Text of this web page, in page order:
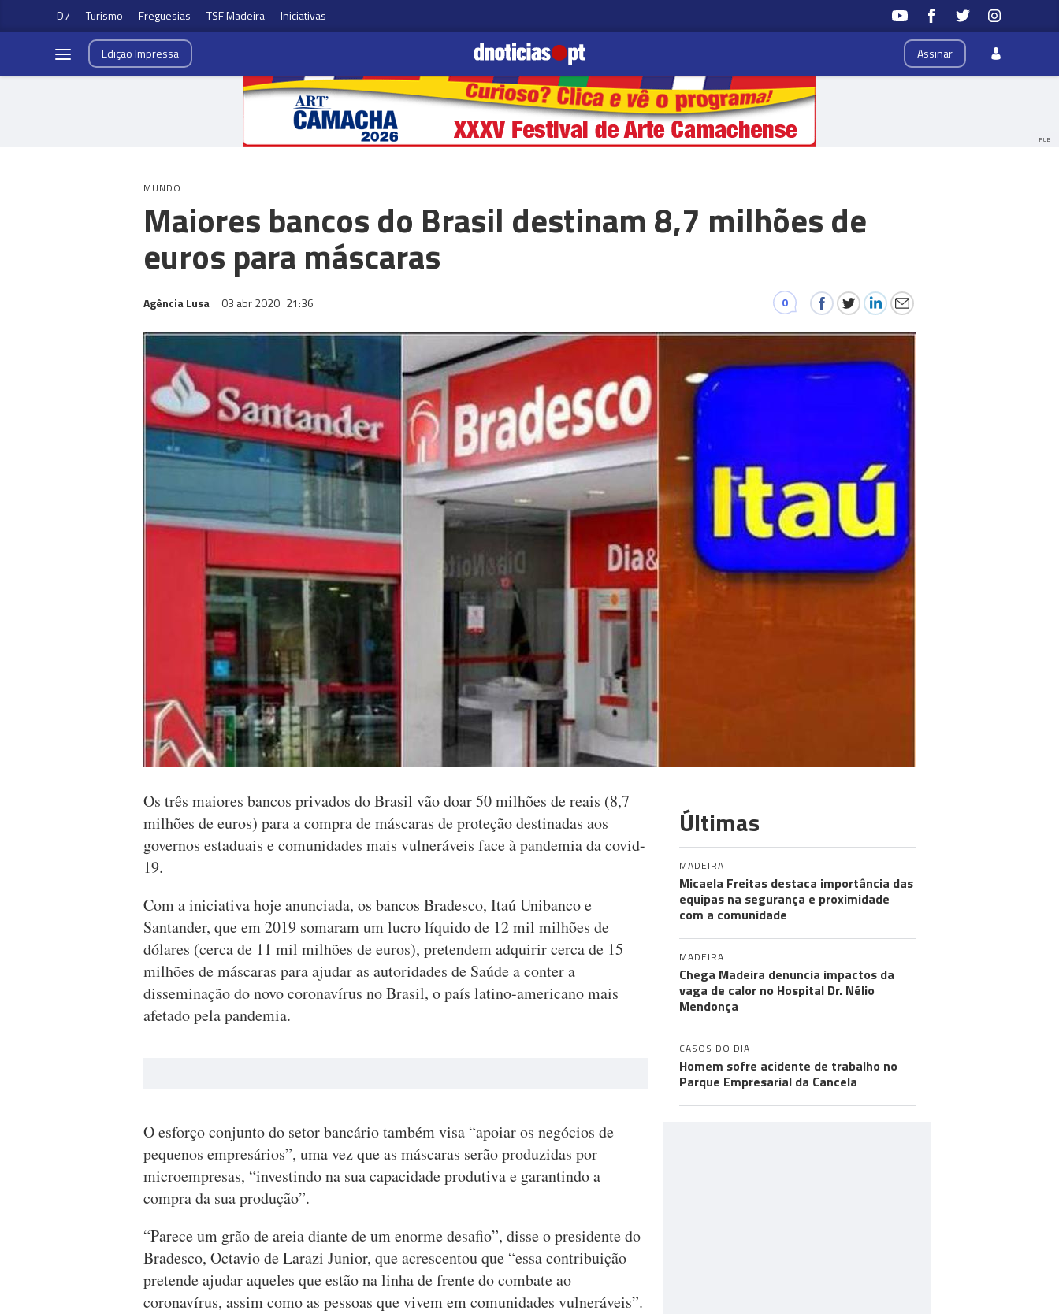
D7 Turismo Freguesias TSF Madeira Iniciativas
Assinar
EdiçãoImpressa
PUB
MUNDO
Maiores bancos do Brasil destinam 8,7 milhões de
euros para máscaras
Agência Lusa 03 abr 2020 21:36 0
Os três maiores bancos privados do Brasil vão doar 50 milhões de reais (8,7
milhões de euros) para a compra de máscaras de proteção destinadas aos
governos estaduais e comunidades mais vulneráveis face à pandemia da covid-
19.
Com a iniciativa hoje anunciada, os bancos Bradesco, Itaú Unibanco e
Santander, que em 2019 somaram um lucro líquido de 12 mil milhões de
dólares (cerca de 11 mil milhões de euros), pretendem adquirir cerca de 15
milhões de máscaras para ajudar as autoridades de Saúde a conter a
disseminação do novo coronavírus no Brasil, o país latino-americano mais
afetado pela pandemia.
O esforço conjunto do setor bancário também visa “apoiar os negócios de
pequenos empresários”, uma vez que as máscaras serão produzidas por
microempresas, “investindo na sua capacidade produtiva e garantindo a
compra da sua produção”.
“Parece um grão de areia diante de um enorme desafio”, disse o presidente do
Bradesco, Octavio de Larazi Junior, que acrescentou que “essa contribuição
pretende ajudar aqueles que estão na linha de frente do combate ao
coronavírus, assim como as pessoas que vivem em comunidades vulneráveis”.
Últimas
MADEIRA
Micaela Freitas destaca importância das
equipas na segurança e proximidade
com a comunidade
MADEIRA
Chega Madeira denuncia impactos da
vaga de calor no Hospital Dr. Nélio
Mendonça
CASOS DO DIA
Homem sofre acidente de trabalho no
Parque Empresarial da Cancela